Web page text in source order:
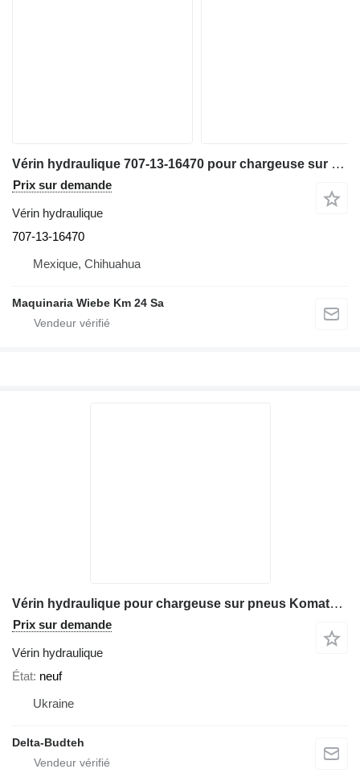
Vérin hydraulique 707-13-16470 pour chargeuse sur pneus Komatsu WA320-3MC
Prix sur demande
Vérin hydraulique
707-13-16470
Mexique, Chihuahua
Maquinaria Wiebe Km 24 Sa
Vérin hydraulique pour chargeuse sur pneus Komatsu WA480
Prix sur demande
Vérin hydraulique
État neuf
Ukraine
Delta-Budteh